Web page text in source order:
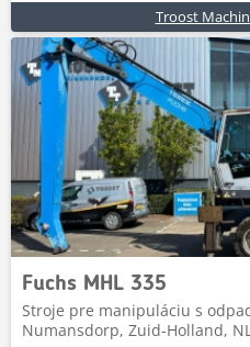
Troost
Fuchs MHL 335
Stroje pre manipuláciu s
Numansdorp, Zuid-Holland,